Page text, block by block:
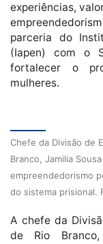
experiências,
parceria do
(Iapen) com o
fortalecer o
mulheres.
Chefe da Divisão de
Branco, Jamilia
empreendedorismo
do sistema prisional.
A chefe da
de Rio